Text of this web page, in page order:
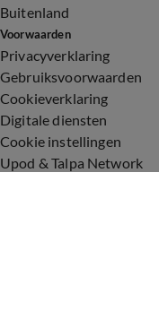
Buitenland
Voorwaarden
Privacyverklaring
Gebruiksvoorwaarden
Cookieverklaring
Digitale diensten
Cookie instellingen
Upod & Talpa Network